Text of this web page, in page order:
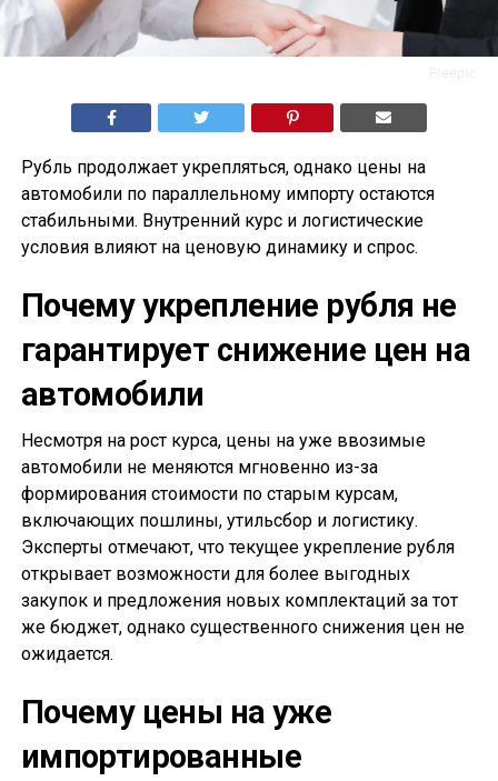
Рубль продолжает укрепляться, однако цены на
автомобили по параллельному импорту остаются
стабильными. Внутренний курс и логистические
условия влияют на ценовую динамику и спрос.
Почему укрепление рубля не
гарантирует снижение цен на
автомобили
Несмотря на рост курса, цены на уже ввозимые
автомобили не меняются мгновенно из-за
формирования стоимости по старым курсам,
включающих пошлины, утильсбор и логистику.
Эксперты отмечают, что текущее укрепление рубля
открывает возможности для более выгодных
закупок и предложения новых комплектаций за тот
же бюджет, однако существенного снижения цен не
ожидается.
Почему цены на уже
импортированные